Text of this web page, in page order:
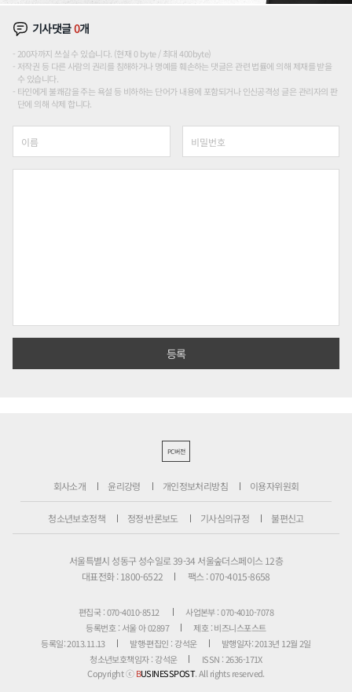
기사댓글0개
200자까지 쓰실 수 있습니다. (현재 0 byte / 최대 400byte)
저작권 등 다른 사람의 권리를 침해하거나 명예를 훼손하는 댓글은 관련 법률에 의해 제재를 받을
수 있습니다.
타인에게 불쾌감을 주는 욕설 등 비하하는 단어가 내용에 포함되거나 인신공격성 글은 관리자의 판
단에 의해 삭제 합니다.
PC버전
회사소개 윤리강령 개인정보처리방침 이용자위원회
청소년보호정책 정정·반론보도 기사심의규정 불편신고
서울특별시 성동구 성수일로 39-34 서울숲더스페이스 12층
대표전화 : 1800-6522
팩스 : 070-4015-8658
편집국 : 070-4010-8512
사업본부 : 070-4010-7078
등록번호 : 서울 아 02897
제호 : 비즈니스포스트
등록일: 2013.11.13
발행·편집인 : 강석운
발행일자: 2013년 12월 2일
청소년보호책임자 : 강석운
ISSN : 2636-171X
Copyright ⓒBUSINESSPOST. All rights reserved.